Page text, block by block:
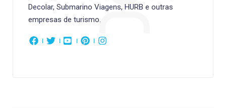
Decolar, Submarino Viagens, HURB e outras
empresas de turismo.